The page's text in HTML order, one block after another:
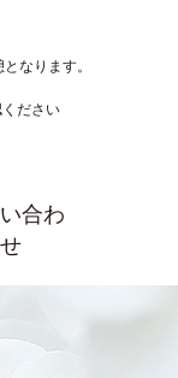
なります。
ださい
合わ
せ